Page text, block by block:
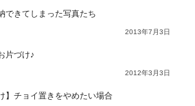
できてしまった写真たち
2013年7月3日
片づけ♪
2012年3月3日
】チョイ置きをやめたい場合